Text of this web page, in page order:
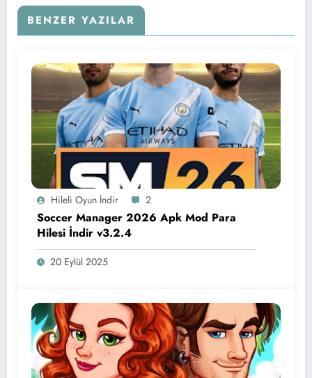
BENZER YAZILAR
Hileli Oyun İndir 2
Soccer Manager 2026 Apk Mod Para
Hilesi İndir v3.2.4
20 Eylül 2025